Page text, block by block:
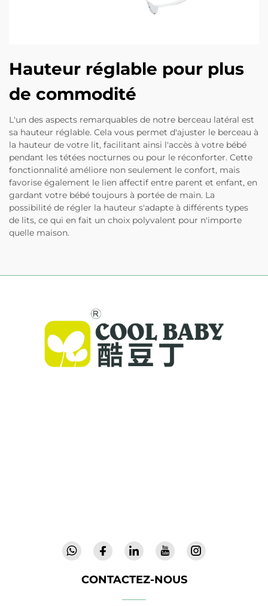
Hauteur réglable pour plus
de commodité
L'un des aspects remarquables de notre berceau latéral est
sa hauteur réglable. Cela vous permet d'ajuster le berceau à
la hauteur de votre lit, facilitant ainsi l'accès à votre bébé
pendant les tétées nocturnes ou pour le réconforter. Cette
fonctionnalité améliore non seulement le confort, mais
favorise également le lien affectif entre parent et enfant, en
gardant votre bébé toujours à portée de main. La
possibilité de régler la hauteur s'adapte à différents types
de lits, ce qui en fait un choix polyvalent pour n'importe
quelle maison.
CONTACTEZ-NOUS